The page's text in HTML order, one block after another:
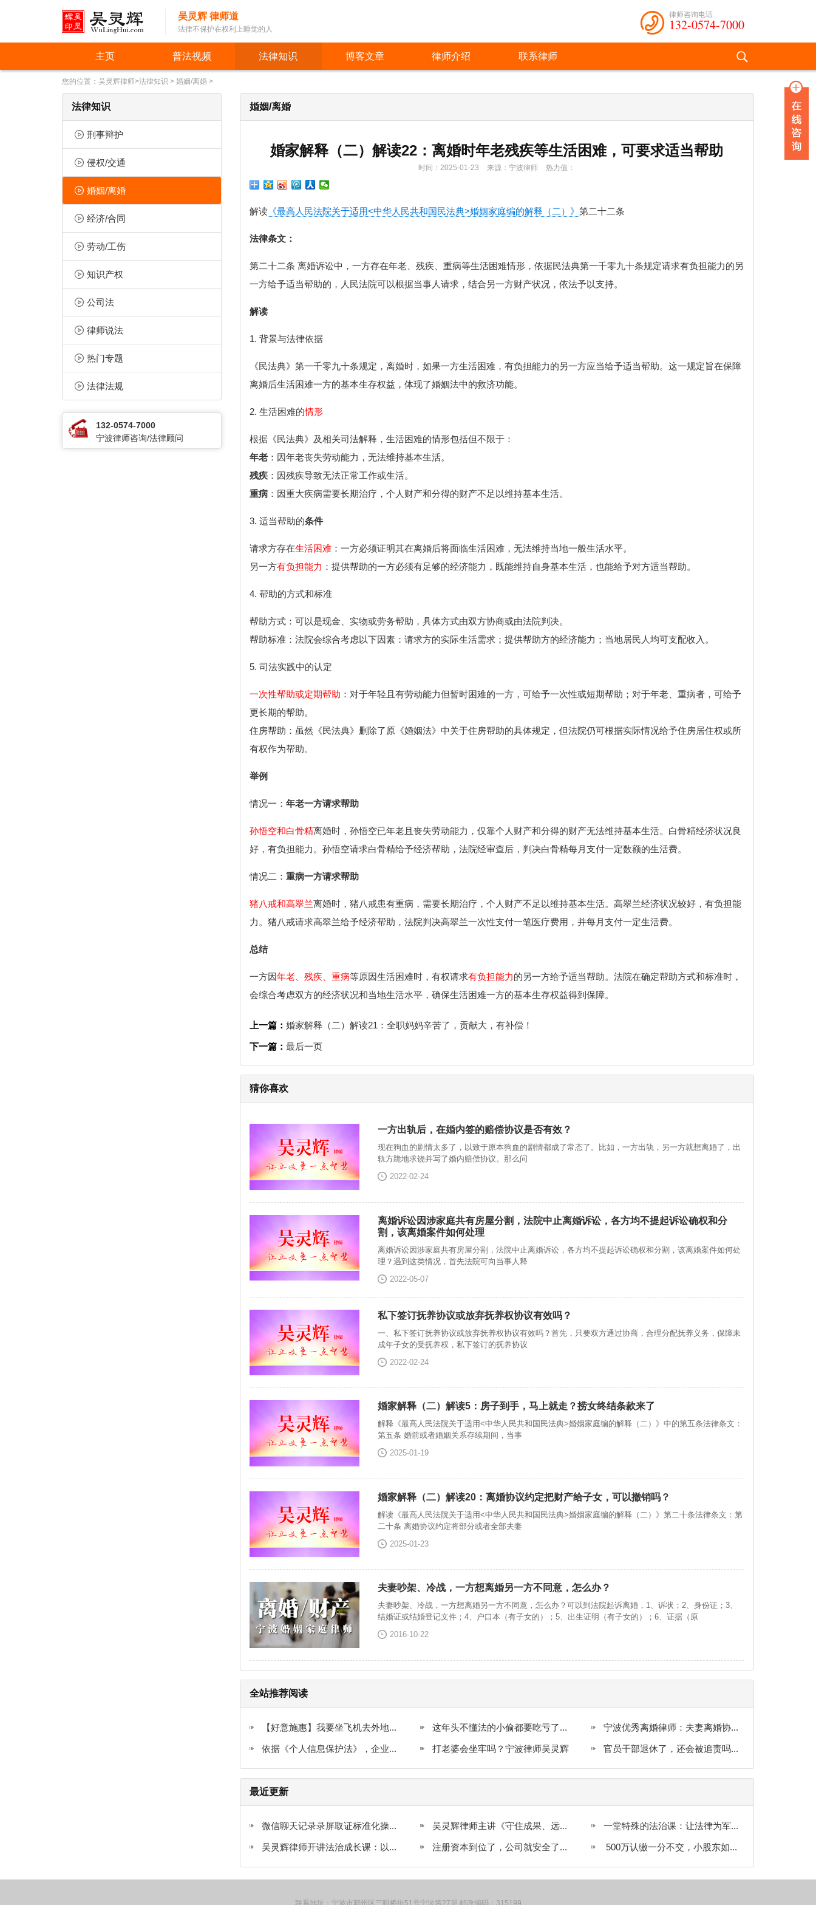
吴灵辉 律师道
法律不保护在权利上睡觉的人
律师咨询电话
132-0574-7000
主页 普法视频 法律知识 博客文章 律师介绍 联系律师
您的位置： 吴灵辉律师>法律知识 > 婚姻/离婚 >
法律知识
刑事辩护
侵权/交通
婚姻/离婚
经济/合同
劳动/工伤
知识产权
公司法
律师说法
热门专题
法律法规
132-0574-7000
宁波律师咨询/法律顾问
婚姻/离婚
婚家解释（二）解读22：离婚时年老残疾等生活困难，可要求适当帮助
时间：2025-01-23 来源：宁波律师 热力值：
解读《最高人民法院关于适用<中华人民共和国民法典>婚姻家庭编的解释（二）》 第二十二条
法律条文：
第二十二条 离婚诉讼中，一方存在年老、残疾、重病等生活困难情形，依据民法典第一千零九十条规定请求有负担能力的另
一方给予适当帮助的，人民法院可以根据当事人请求，结合另一方财产状况，依法予以支持。
解读
1. 背景与法律依据
《民法典》第一千零九十条规定，离婚时，如果一方生活困难，有负担能力的另一方应当给予适当帮助。这一规定旨在保障
离婚后生活困难一方的基本生存权益，体现了婚姻法中的救济功能。
2. 生活困难的情形
根据《民法典》及相关司法解释，生活困难的情形包括但不限于：
年老：因年老丧失劳动能力，无法维持基本生活。
残疾：因残疾导致无法正常工作或生活。
重病：因重大疾病需要长期治疗，个人财产和分得的财产不足以维持基本生活。
3. 适当帮助的条件
请求方存在生活困难：一方必须证明其在离婚后将面临生活困难，无法维持当地一般生活水平。
另一方有负担能力 ：提供帮助的一方必须有足够的经济能力，既能维持自身基本生活，也能给予对方适当帮助。
4. 帮助的方式和标准
帮助方式：可以是现金、实物或劳务帮助，具体方式由双方协商或由法院判决。
帮助标准：法院会综合考虑以下因素：请求方的实际生活需求；提供帮助方的经济能力；当地居民人均可支配收入。
5. 司法实践中的认定
一次性帮助或定期帮助 ：对于年轻且有劳动能力但暂时困难的一方，可给予一次性或短期帮助；对于年老、重病者，可给予
更长期的帮助。
住房帮助：虽然《民法典》删除了原《婚姻法》中关于住房帮助的具体规定，但法院仍可根据实际情况给予住房居住权或所
有权作为帮助。
举例
情况一： 年老一方请求帮助
孙悟空和白骨精离婚时，孙悟空已年老且丧失劳动能力，仅靠个人财产和分得的财产无法维持基本生活。白骨精经济状况良
好，有负担能力。孙悟空请求白骨精给予经济帮助，法院经审查后，判决白骨精每月支付一定数额的生活费。
情况二： 重病一方请求帮助
猪八戒和高翠兰离婚时，猪八戒患有重病，需要长期治疗，个人财产不足以维持基本生活。高翠兰经济状况较好，有负担能
力。猪八戒请求高翠兰给予经济帮助，法院判决高翠兰一次性支付一笔医疗费用，并每月支付一定生活费。
总结
一方因年老、残疾、重病等原因生活困难时，有权请求有负担能力的另一方给予适当帮助。法院在确定帮助方式和标准时，
会综合考虑双方的经济状况和当地生活水平，确保生活困难一方的基本生存权益得到保障。
上一篇： 婚家解释（二）解读21：全职妈妈辛苦了，贡献大，有补偿！
下一篇： 最后一页
猜你喜欢
一方出轨后，在婚内签的赔偿协议是否有效？
现在狗血的剧情太多了，以致于原本狗血的剧情都成了常态了。比如，一方出轨，另一方就想离婚了，出
轨方跪地求饶并写了婚内赔偿协议。那么问
2022-02-24
离婚诉讼因涉家庭共有房屋分割，法院中止离婚诉讼，各方均不提起诉讼确权和分
割，该离婚案件如何处理
离婚诉讼因涉家庭共有房屋分割，法院中止离婚诉讼，各方均不提起诉讼确权和分割，该离婚案件如何处
理？遇到这类情况，首先法院可向当事人释
2022-05-07
私下签订抚养协议或放弃抚养权协议有效吗？
一、私下签订抚养协议或放弃抚养权协议有效吗？首先，只要双方通过协商，合理分配抚养义务，保障未
成年子女的受抚养权，私下签订的抚养协议
2022-02-24
婚家解释（二）解读5：房子到手，马上就走？捞女终结条款来了
解释《最高人民法院关于适用<中华人民共和国民法典>婚姻家庭编的解释（二）》中的第五条法律条文：
第五条 婚前或者婚姻关系存续期间，当事
2025-01-19
婚家解释（二）解读20：离婚协议约定把财产给子女，可以撤销吗？
解读《最高人民法院关于适用<中华人民共和国民法典>婚姻家庭编的解释（二）》第二十条法律条文：第
二十条 离婚协议约定将部分或者全部夫妻
2025-01-23
夫妻吵架、冷战，一方想离婚另一方不同意，怎么办？
夫妻吵架、冷战，一方想离婚另一方不同意，怎么办？可以到法院起诉离婚，1、诉状；2、身份证；3、
结婚证或结婚登记文件；4、户口本（有子女的）；5、出生证明（有子女的）；6、证据（原
2016-10-22
全站推荐阅读
【好意施惠】我要坐飞机去外地... 这年头不懂法的小偷都要吃亏了... 宁波优秀离婚律师：夫妻离婚协...
依据《个人信息保护法》，企业... 打老婆会坐牢吗？宁波律师吴灵辉 官员干部退休了，还会被追责吗...
最近更新
微信聊天记录录屏取证标准化操... 吴灵辉律师主讲《守住成果、远... 一堂特殊的法治课：让法律为军...
吴灵辉律师开讲法治成长课：以... 注册资本到位了，公司就安全了... 500万认缴一分不交，小股东如...
联系地址：宁波市鄞州区三眼桥街51号宁波塔27层 邮政编码：315199